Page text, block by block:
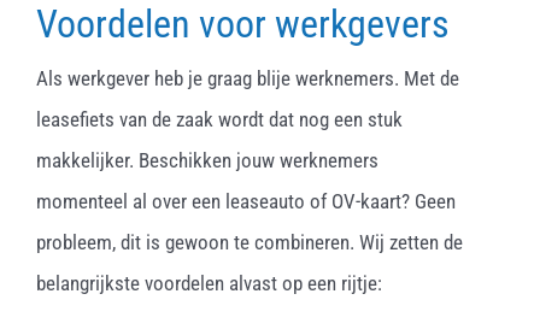
Voordelen voor werkgevers
Als werkgever heb je graag blije werknemers. Met de
leasefiets van de zaak wordt dat nog een stuk
makkelijker. Beschikken jouw werknemers
momenteel al over een leaseauto of OV-kaart? Geen
probleem, dit is gewoon te combineren. Wij zetten de
belangrijkste voordelen alvast op een rijtje: